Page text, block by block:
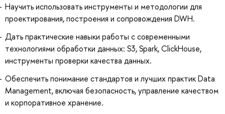
Научить использовать инструменты и методологии для
проектирования, построения и сопровождения DWH.
Дать практические навыки работы с современными
технологиями обработки данных: S3, Spark, ClickHouse,
инструменты проверки качества данных.
Обеспечить понимание стандартов и лучших практик Data
Management, включая безопасность, управление качеством
и корпоративное хранение.